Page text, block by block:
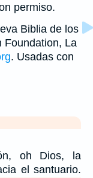
permiso.
Biblia de los
Foundation, La
. Usadas con
oh Dios, la
el santuario.